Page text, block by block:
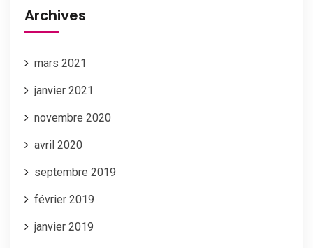
Archives
mars 2021
janvier 2021
novembre 2020
avril 2020
septembre 2019
février 2019
janvier 2019